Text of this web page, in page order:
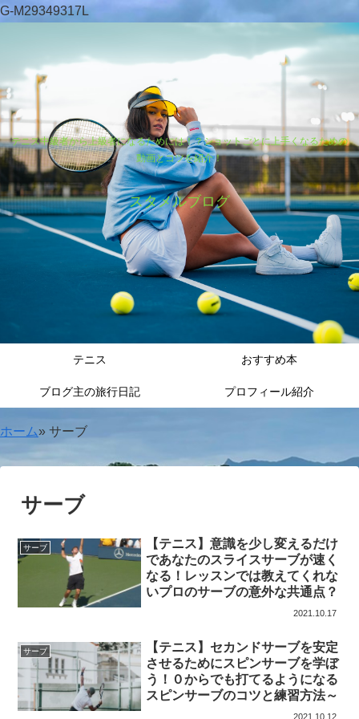
G-M29349317L
テニス中級者から上級者になるためには！？ショットごとに上手くなるための
動画とコツを紹介！
スタメルブログ
テニス おすすめ本
ブログ主の旅行日記 プロフィール紹介
ホーム» サーブ
サーブ
サーブ
【テニス】意識を少し変えるだけ
であなたのスライスサーブが速く
なる！レッスンでは教えてくれな
いプロのサーブの意外な共通点？
2021.10.17
サーブ
【テニス】セカンドサーブを安定
させるためにスピンサーブを学ぼ
う！０からでも打てるようになる
スピンサーブのコツと練習方法～
2021.10.12